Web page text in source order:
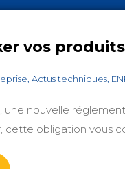
vos
Actus techniques
une nouvelle
cette obligation vous